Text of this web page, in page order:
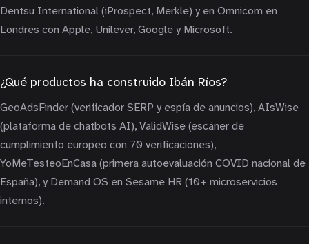
Dentsu International (iProspect, Merkle) y en Omnicom en
Londres con Apple, Unilever, Google y Microsoft.
¿Qué productos ha construido Ibán Ríos?
GeoAdsFinder (verificador SERP y espía de anuncios), AIsWise
(plataforma de chatbots AI), ValidWise (escáner de
cumplimiento europeo con 70 verificaciones),
YoMeTesteoEnCasa (primera autoevaluación COVID nacional de
España), y Demand OS en Sesame HR (10+ microservicios
internos).